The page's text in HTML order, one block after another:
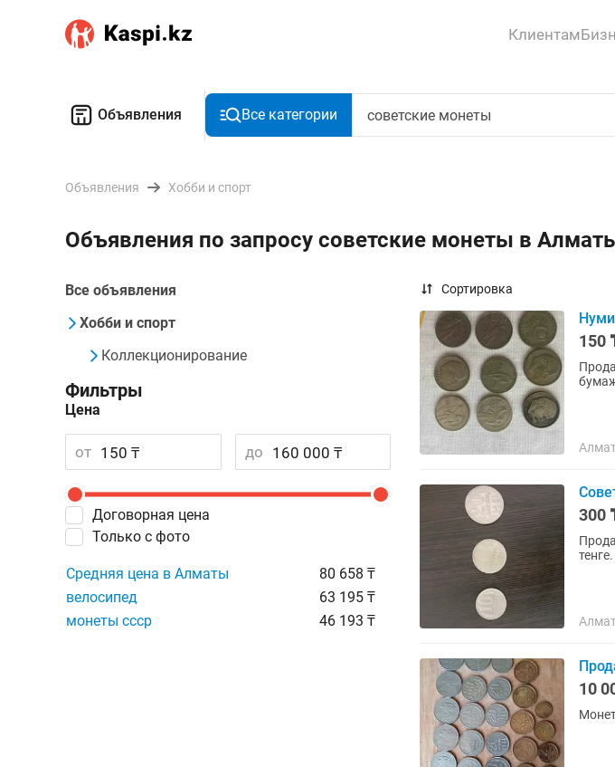
Клиентам
Объявления Все категории
Объявления Хобби и спорт
Объявления по запросу советские монеты в
Все объявления
Хобби и спорт
Коллекционирование
Фильтры
Цена
от до
Договорная цена
Только с фото
Средняя цена в Алматы
80 658 ₸
велосипед
63 195 ₸
монеты ссср
46 193 ₸
Сортировка
150
300
тенге.
10